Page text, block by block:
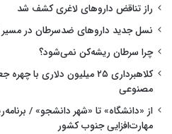
راز تناقض داروهای لاغری کشف شد
نسل جدید داروهای ضدسرطان در مسیر
چرا سرطان ریشه‌کن نمی‌شود؟
کلاهبرداری ۲۵ میلیون
مصنوعی
از «دانشگاه» تا «شهر دانشجو» /
مهارت‌افزایی جنوب کشور